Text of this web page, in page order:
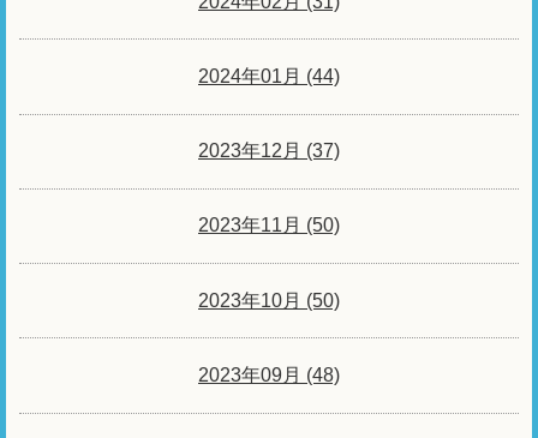
2024年01月 (44)
2023年12月 (37)
2023年11月 (50)
2023年10月 (50)
2023年09月 (48)